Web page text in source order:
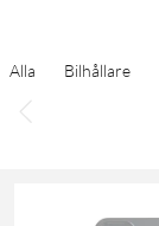
Alla Bilhållare